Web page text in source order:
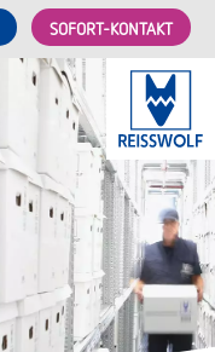
SOFORT-KONTAKT